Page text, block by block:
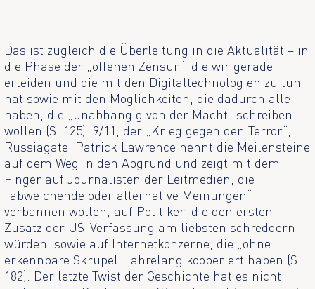
Das ist zugleich die Überleitung in die Aktualität – in
die Phase der „offenen Zensur“, die wir gerade
erleiden und die mit den Digitaltechnologien zu tun
hat sowie mit den Möglichkeiten, die dadurch alle
haben, die „unabhängig von der Macht“ schreiben
wollen (S. 125). 9/11, der „Krieg gegen den Terror“,
Russiagate: Patrick Lawrence nennt die Meilensteine
auf dem Weg in den Abgrund und zeigt mit dem
Finger auf Journalisten der Leitmedien, die
„abweichende oder alternative Meinungen“
verbannen wollen, auf Politiker, die den ersten
Zusatz der US-Verfassung am liebsten schreddern
würden, sowie auf Internetkonzerne, die „ohne
erkennbare Skrupel“ jahrelang kooperiert haben (S.
182). Der letzte Twist der Geschichte hat es nicht